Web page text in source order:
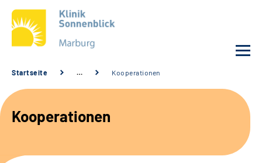
Unsere Klinik
Unsere Angebote
Service
Startseite … Kooperationen
Kooperationen